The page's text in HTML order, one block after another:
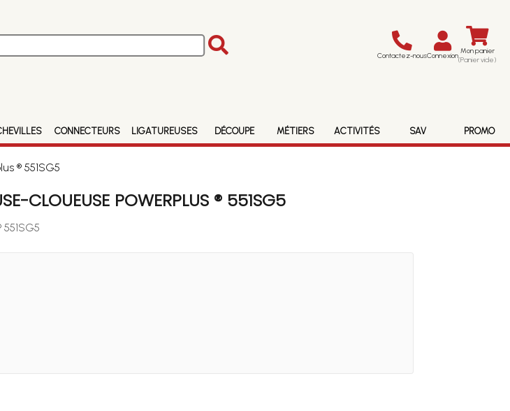
Contactez-nousConnexion Mon panier
(Panier vide)
CONNECTEURS LIGATUREUSES DÉCOUPE MÉTIERS ACTIVITÉS SAV PROMO
® 551SG5
CLOUEUSE POWERPLUS ® 551SG5